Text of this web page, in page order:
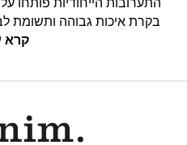
בקרת איכות גבוהה ותשומת
קרא